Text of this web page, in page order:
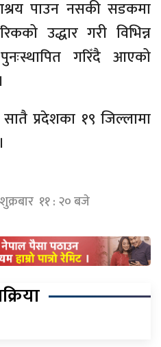
पाउन नसकी सडकमा
उद्धार गरी विभिन्न
गरिँदै आएको
प्रदेशका १९ जिल्लामा
११ : २० बजे